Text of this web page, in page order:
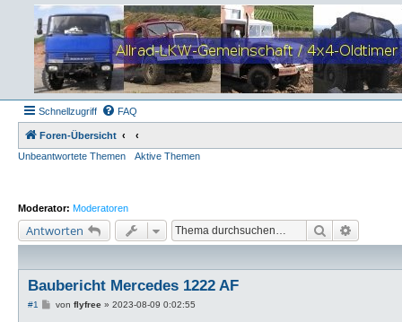
Schnellzugriff FAQ
Foren-Übersicht
Unbeantwortete Themen
Aktive Themen
Moderator: Moderatoren
Antworten Suche
Baubericht Mercedes 1222 AF
#1
Bvon flyfree» 2023-08-09 0:02:55